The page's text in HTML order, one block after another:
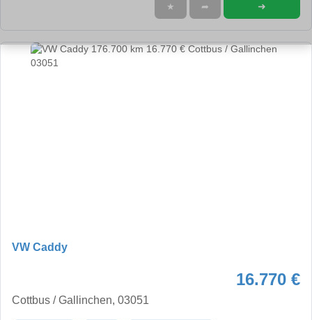
★ ➦ ➜
VW Caddy
16.770 €
Cottbus / Gallinchen, 03051